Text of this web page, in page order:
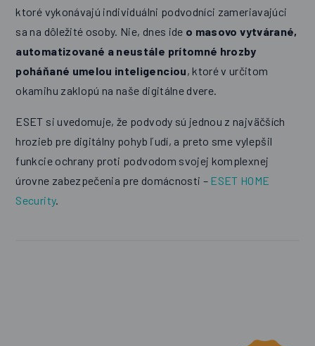
ktoré vykonávajú individuálni podvodníci zameriavajúci
sa na dôležité osoby. Nie, dnes ide o masovo vytvárané,
automatizované a neustále prítomné hrozby
poháňané umelou inteligenciou, ktoré v určitom
okamihu zaklopú na naše digitálne dvere.
ESET si uvedomuje, že podvody sú jednou z najväčších
hrozieb pre digitálny pohyb ľudí, a preto sme vylepšil
funkcie ochrany proti podvodom svojej komplexnej
úrovne zabezpečenia pre domácnosti – ESET HOME
Security.